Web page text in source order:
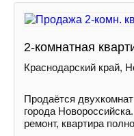
2-комнатная
Краснодарский край,
Продаётся
города
ремонт, квартира